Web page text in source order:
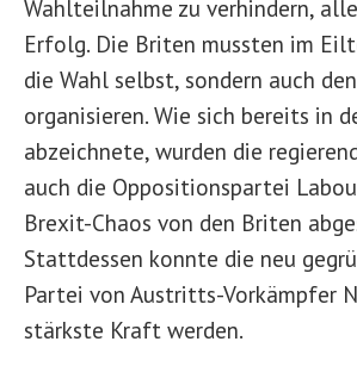
Wahlteilnahme zu verhindern,
Erfolg. Die Briten mussten im
die Wahl selbst, sondern auch
organisieren. Wie sich bereits in
abzeichnete, wurden die
auch die Oppositionspartei
Brexit-Chaos von den Briten
Stattdessen konnte die neu
Partei von Austritts-Vorkämpfer
stärkste Kraft werden.